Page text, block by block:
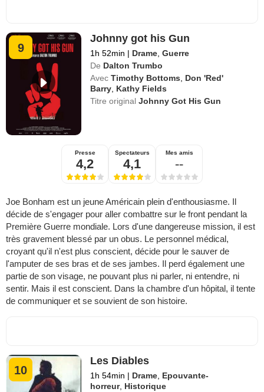
9
Johnny got his Gun
1h 52min | Drame,Guerre
De Dalton Trumbo
Avec Timothy Bottoms, Don 'Red'
Barry, Kathy Fields
Titre originalJohnny Got His Gun
Presse
4,2
Spectateurs
4,1
Mes amis
--
Joe Bonham est un jeune Américain plein d'enthousiasme. Il
décide de s'engager pour aller combattre sur le front pendant la
Première Guerre mondiale. Lors d'une dangereuse mission, il est
très gravement blessé par un obus. Le personnel médical,
croyant qu'il n'est plus conscient, décide pour le sauver de
l'amputer de ses bras et de ses jambes. Il perd également une
partie de son visage, ne pouvant plus ni parler, ni entendre, ni
sentir. Mais il est conscient. Dans la chambre d'un hôpital, il tente
de communiquer et se souvient de son histoire.
10
Les Diables
1h 54min | Drame, Epouvante-
horreur, Historique